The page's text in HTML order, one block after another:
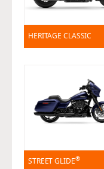
HERITAGE CLASSIC
STREET GLIDE®